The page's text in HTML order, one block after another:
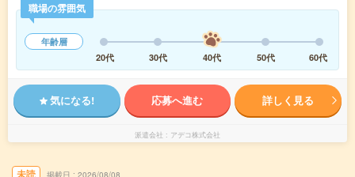
職場の雰囲気
年齢層
20代
30代 40代 50代 60代
気になる! 応募へ進む 詳しく見る
派遣会社 アデコ株式会社
未読